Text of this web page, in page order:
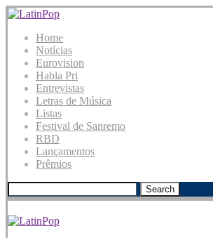
Home
Notícias
Eurovision
Habla Pri
Entrevistas
Letras de Música
Listas
Festival de Sanremo
RBD
Lançamentos
Prêmios
Search